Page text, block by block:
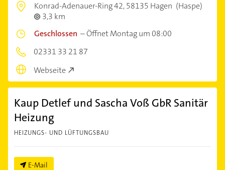
Konrad-Adenauer-Ring 42,58135 Hagen (Haspe)
3,3 km
Geschlossen –Öffnet Montag um 08:00
02331 33 21 87
Webseite
Kaup Detlef und Sascha Voß GbR Sanitär
Heizung
HEIZUNGS- UND LÜFTUNGSBAU
E-Mail